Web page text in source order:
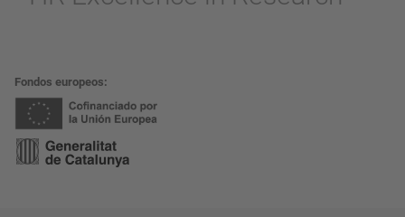
Fondos europeos